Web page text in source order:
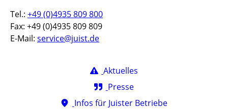
Tel.: +49 (0)4935 809 800
Fax: +49 (0)4935 809 809
E-Mail: service@juist.de
Aktuelles
Presse
Infos für Juister Betriebe